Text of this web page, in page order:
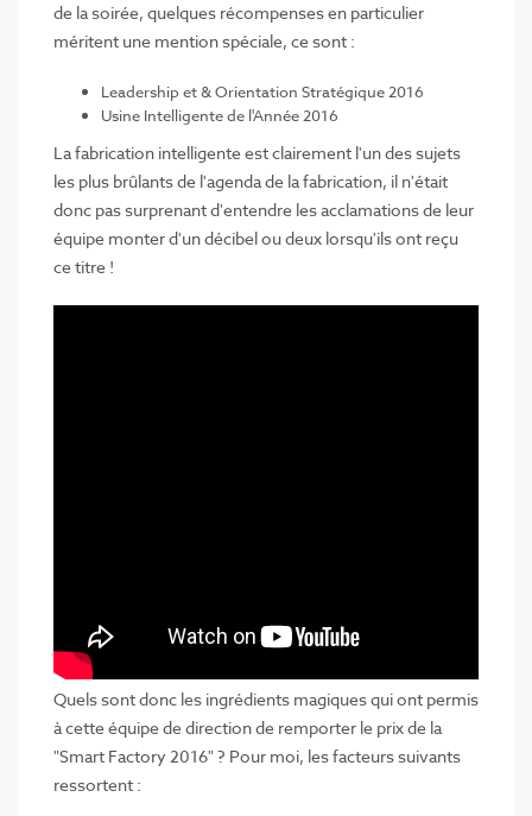
de la soirée, quelques récompenses en particulier
méritent une mention spéciale, ce sont :
Leadership et & Orientation Stratégique 2016
Usine Intelligente de l'Année 2016
La fabrication intelligente est clairement l'un des sujets
les plus brûlants de l'agenda de la fabrication, il n'était
donc pas surprenant d'entendre les acclamations de leur
équipe monter d'un décibel ou deux lorsqu'ils ont reçu
ce titre !
Quels sont donc les ingrédients magiques qui ont permis
à cette équipe de direction de remporter le prix de la
"Smart Factory 2016" ? Pour moi, les facteurs suivants
ressortent :